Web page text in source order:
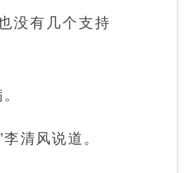
没有几个支持
清风说道。